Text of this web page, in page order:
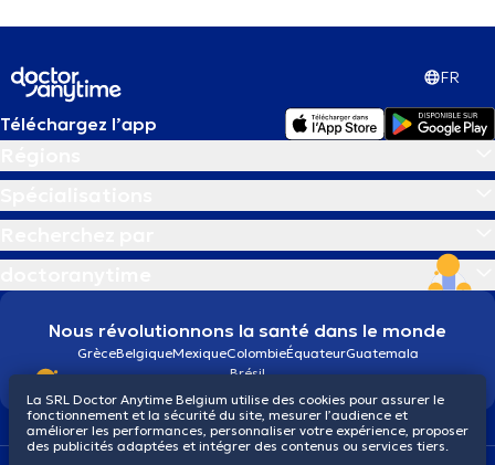
FR
Téléchargez l’app
Nous révolutionnons la santé dans le monde
GrèceBelgiqueMexiqueColombieÉquateurGuatemala
Brésil
La SRL Doctor Anytime Belgium utilise des cookies pour assurer le
fonctionnement et la sécurité du site, mesurer l’audience et
améliorer les performances, personnaliser votre expérience, proposer
des publicités adaptées et intégrer des contenus ou services tiers.